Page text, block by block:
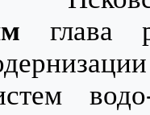
глава